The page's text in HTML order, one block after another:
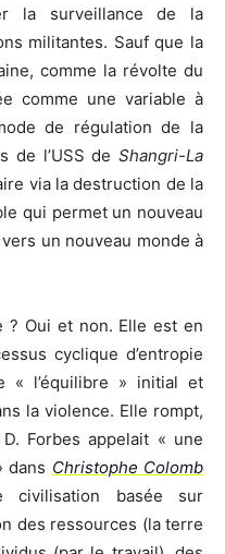
la surveillance de la
militantes. Sauf que la
comme la révolte du
comme une variable à
de régulation de la
de l’USS de Shangri-La
via la destruction de la
qui permet un nouveau
un nouveau monde à
Oui et non. Elle est en
cyclique d’entropie
« l’équilibre » initial et
la violence. Elle rompt,
Forbes appelait « une
dans Christophe Colomb
basée sur
des ressources (la terre